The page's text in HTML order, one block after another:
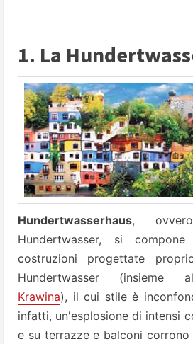
1. La
Hundertwasserhaus,
Hundertwasser, si
costruzioni progettate
Hundertwasser (insieme
Krawina), il cui stile è
infatti, un'esplosione di intensi
e su terrazze e balconi